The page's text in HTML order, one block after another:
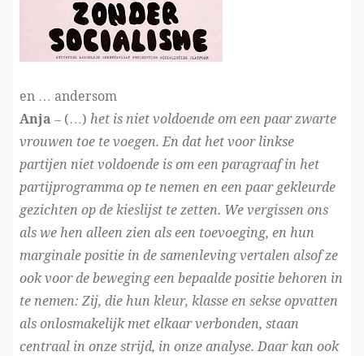
en … andersom
Anja – (…) het is niet voldoende om een paar zwarte
vrouwen toe te voegen. En dat het voor linkse
partijen niet voldoende is om een paragraaf in het
partijprogramma op te nemen en een paar gekleurde
gezichten op de kieslijst te zetten. We vergissen ons
als we hen alleen zien als een toevoeging, en hun
marginale positie in de samenleving vertalen alsof ze
ook voor de beweging een bepaalde positie behoren in
te nemen: Zij, die hun kleur, klasse en sekse opvatten
als onlosmakelijk met elkaar verbonden, staan
centraal in onze strijd, in onze analyse. Daar kan ook